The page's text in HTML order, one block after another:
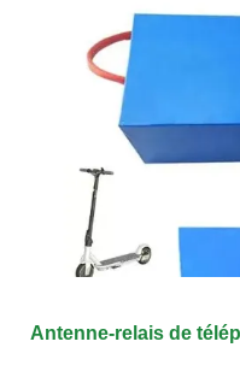
Antenne-relais de